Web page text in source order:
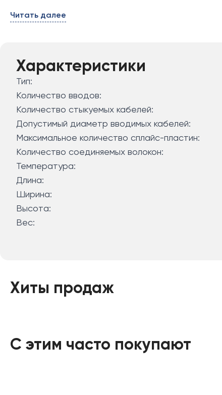
Читать далее
Характеристики
Тип:
Количество вводов:
Количество стыкуемых кабелей:
Допустимый диаметр вводимых кабелей:
Максимальное количество сплайс-пластин:
Количество соединяемых волокон:
Температура:
Длина:
Ширина:
Высота:
Вес:
Хиты продаж
С этим часто покупают